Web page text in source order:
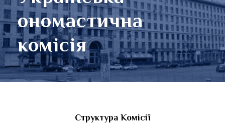
ономастична
комісія
Структура Комісії